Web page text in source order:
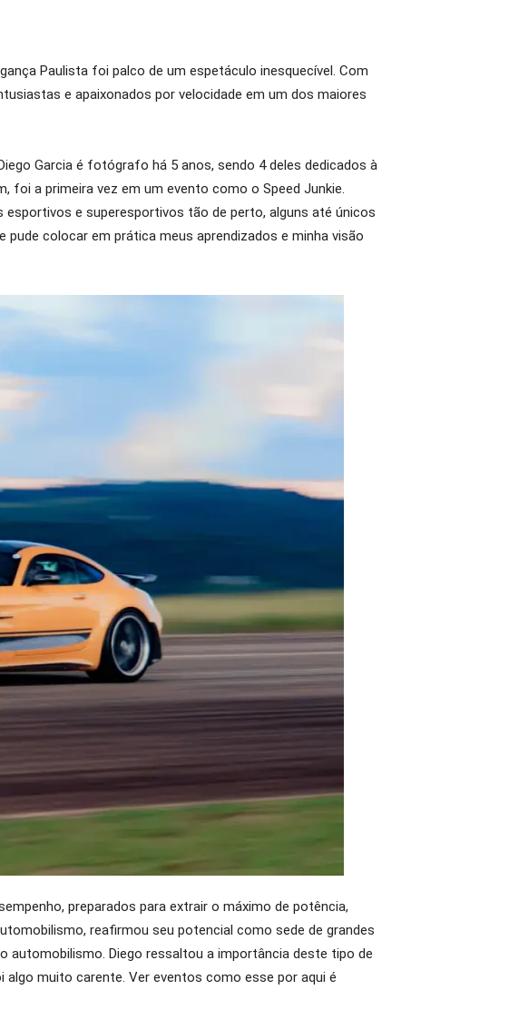
Paulista foi palco de um espetáculo inesquecível. Com
e apaixonados por velocidade em um dos maiores
Garcia é fotógrafo há 5 anos, sendo 4 deles dedicados à
foi a primeira vez em um evento como o Speed Junkie.
e superesportivos tão de perto, alguns até únicos
pude colocar em prática meus aprendizados e minha visão
preparados para extrair o máximo de potência,
reafirmou seu potencial como sede de grandes
automobilismo. Diego ressaltou a importância deste tipo de
muito carente. Ver eventos como esse por aqui é